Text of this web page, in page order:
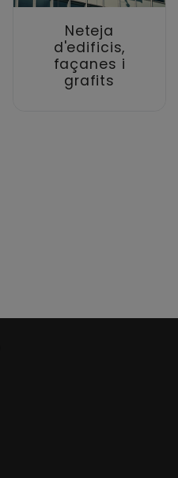
Neteja
d'edificis,
façanes i
grafits